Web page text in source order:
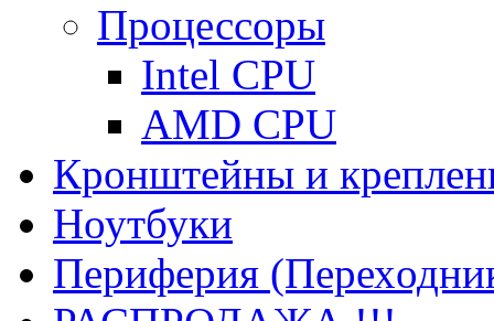
Процессоры
Intel CPU
AMD CPU
Кронштейны и
Ноутбуки
Периферия